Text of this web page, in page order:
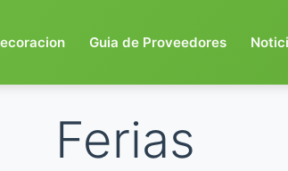
Guia de Proveedores
Ferias